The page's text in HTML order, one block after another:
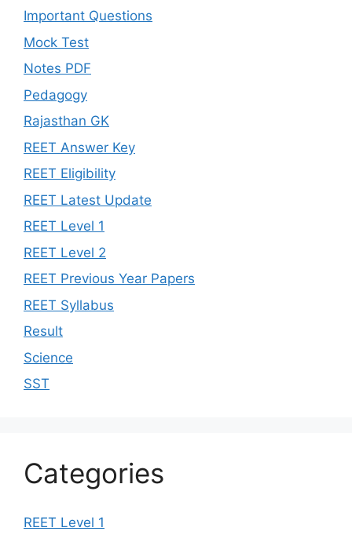
Important Questions
Mock Test
Notes PDF
Pedagogy
Rajasthan GK
REET Answer Key
REET Eligibility
REET Latest Update
REET Level 1
REET Level 2
REET Previous Year Papers
REET Syllabus
Result
Science
SST
Categories
REET Level 1